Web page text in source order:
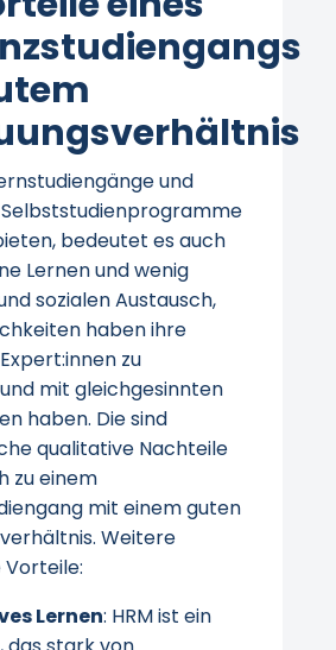
und
bedeutet es auch
Lernen und wenig
sozialen Austausch,
haben ihre
zu
mit gleichgesinnten
haben. Die sind
qualitative Nachteile
zu einem
mit einem guten
Weitere
Lernen: HRM ist ein